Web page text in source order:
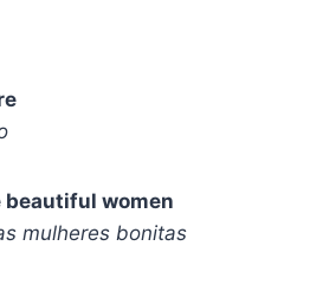
beautiful women
mulheres bonitas